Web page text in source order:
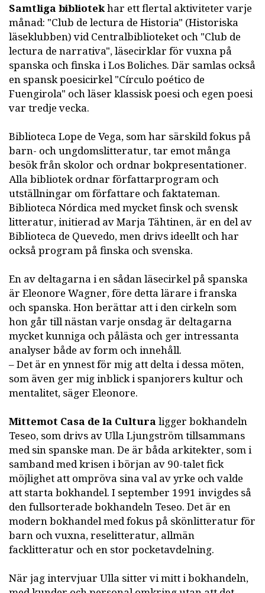
Samtliga bibliotekhar ett flertal aktiviteter varje
månad: "Club de lectura de Historia" (Historiska
läseklubben) vid Centralbiblioteket och "Club de
lectura de narrativa", läsecirklar för vuxna på
spanska och finska i Los Boliches. Där samlas också
en spansk poesicirkel "Círculo poético de
Fuengirola" och läser klassisk poesi och egen poesi
var tredje vecka.
Biblioteca Lope de Vega, som har särskild fokus på
barn- och ungdomslitteratur, tar emot många
besök från skolor och ordnar bokpresentationer.
Alla bibliotek ordnar författarprogram och
utställningar om författare och faktateman.
Biblioteca Nórdica med mycket finsk och svensk
litteratur, initierad av Marja Tähtinen, är en del av
Biblioteca de Quevedo, men drivs ideellt och har
också program på finska och svenska.
En av deltagarna i en sådan läsecirkel på spanska
är Eleonore Wagner, före detta lärare i franska
och spanska. Hon berättar att i den cirkeln som
hon går till nästan varje onsdag är deltagarna
mycket kunniga och pålästa och ger intressanta
analyser både av form och innehåll.
– Det är en ynnest för mig att delta i dessa möten,
som även ger mig inblick i spanjorers kultur och
mentalitet, säger Eleonore.
Mittemot Casa de la Cultura ligger bokhandeln
Teseo, som drivs av Ulla Ljungström tillsammans
med sin spanske man. De är båda arkitekter, som i
samband med krisen i början av 90-talet fick
möjlighet att ompröva sina val av yrke och valde
att starta bokhandel. I september 1991 invigdes så
den fullsorterade bokhandeln Teseo. Det är en
modern bokhandel med fokus på skönlitteratur för
barn och vuxna, reselitteratur, allmän
facklitteratur och en stor pocketavdelning.
När jag intervjuar Ulla sitter vi mitt i bokhandeln,